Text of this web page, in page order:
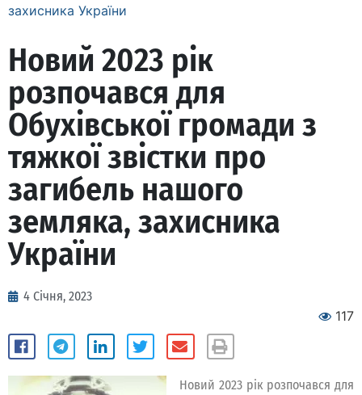
захисника України
Новий 2023 рік
розпочався для
Обухівської громади з
тяжкої звістки про
загибель нашого
земляка, захисника
України
4 Січня, 2023
117
Новий 2023 рік розпочався для